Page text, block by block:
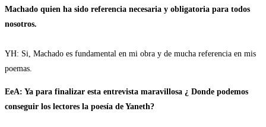
Machado quien ha sido referencia necesaria y obligatoria para todos
nosotros.
YH: Si, Machado es fundamental en mi obra y de mucha referencia en mis
poemas.
EeA: Ya para finalizar esta entrevista maravillosa ¿ Donde podemos
conseguir los lectores la poesía de Yaneth?